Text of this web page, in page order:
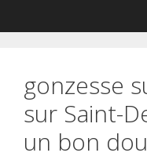
gonzesse
sur Saint-
un bon